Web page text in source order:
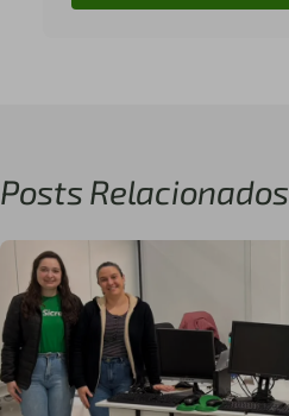
Posts Relacionados